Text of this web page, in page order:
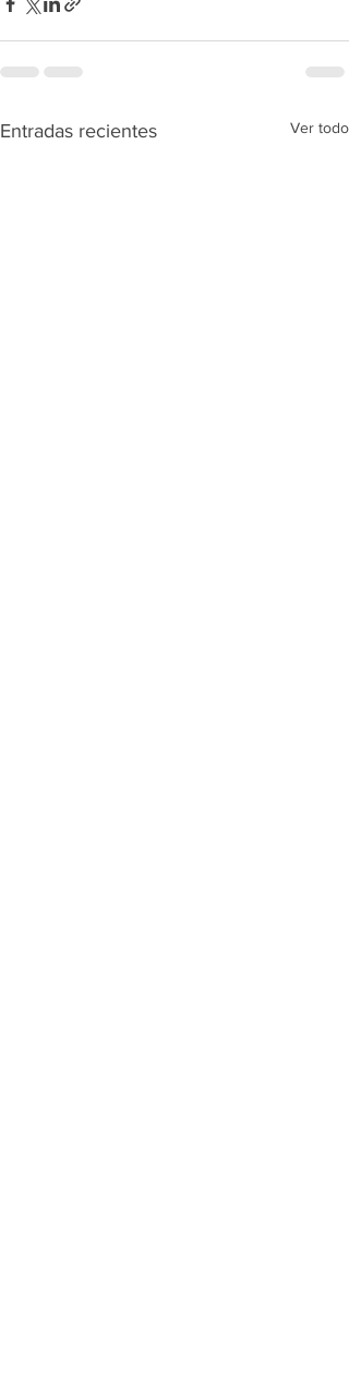
Entradas recientes Ver todo